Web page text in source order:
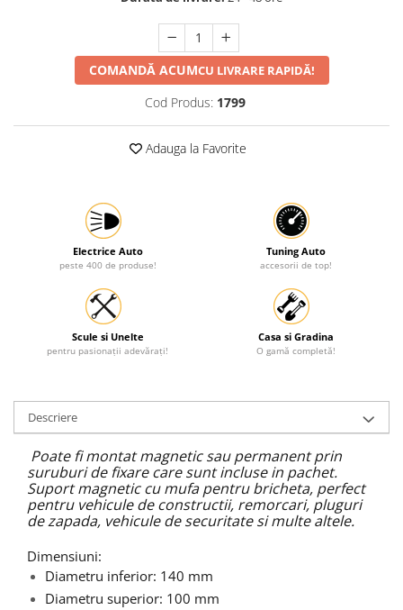
Suport motocicleta
Utilaje constructie
COMANDĂ ACUMCU LIVRARE RAPIDĂ!
Cod Produs: 1799
Adauga la Favorite
Electrice Auto
peste 400 de produse!
Tuning Auto
accesorii de top!
Scule si Unelte
pentru pasionații adevărați!
Casa si Gradina
O gamă completă!
Descriere
Poate fi montat magnetic sau permanent prin
suruburi de fixare care sunt incluse in pachet.
Suport magnetic cu mufa pentru bricheta, perfect
pentru vehicule de constructii, remorcari, pluguri
de zapada, vehicule de securitate si multe altele.
Dimensiuni:
Diametru inferior: 140 mm
Diametru superior: 100 mm